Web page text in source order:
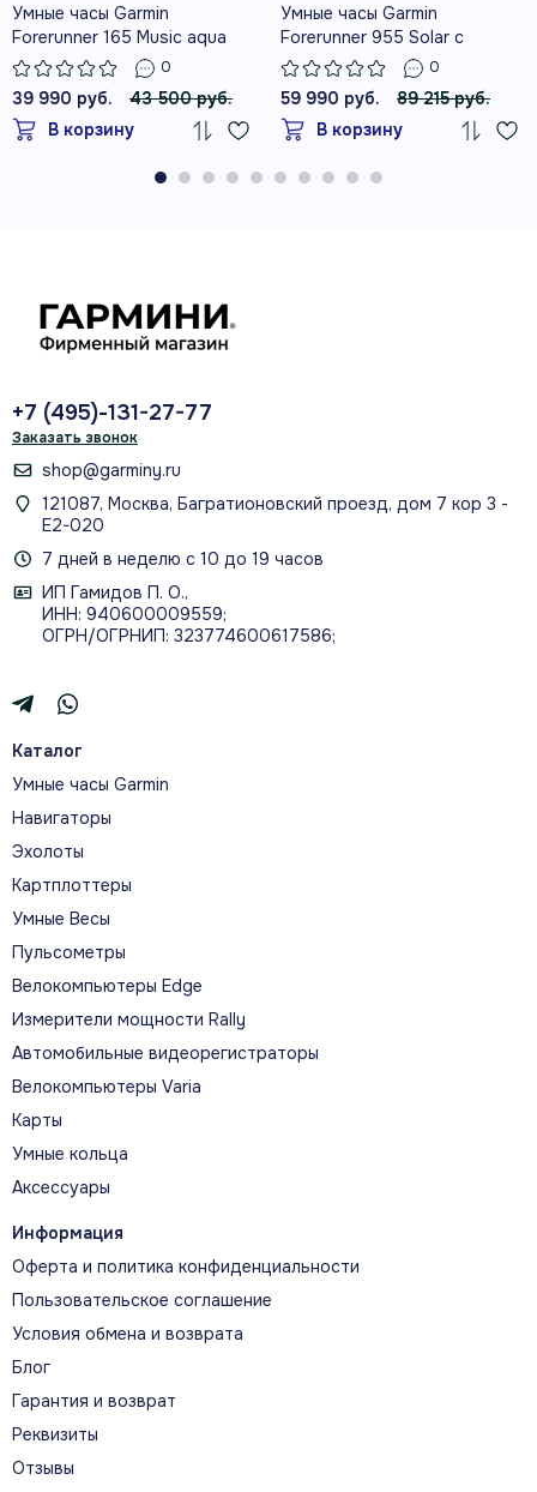
25+ профилей
спорт в помещении и на улице
О МОДЕЛИ
Forerunner 165 показывают ключевые данные прямо
во время пробежки: темп, дистанцию, пульс,
меняются с учётом ваших результатов и
готовиться к забегам на 5 и 10 км и к полумарафону.
Что помогает прогрессировать
GPS, пульсометр и беговые метрики
ЕЖЕДНЕВНЫЕ РЕКОМЕНДАЦИИ ПО
ТРЕНИРОВКАМ
Ежедневные рекомендации адаптируются
формы, восстановления и ближайших
стартов.
GARMIN COACH
помогают готовиться к забегам на 5 и 10 км и
АДАПТИВНАЯ ПОДГОТОВКА К
Умные часы Garmin
Forerunner 165 Music aqua
0
39 990 руб.
43 500 руб.
В корзину
Умные часы Garmin
Forerunner 955 Solar с
черным ремешком0
59 990 руб.
89 215 руб.
В корзину
+7 (495)-131-27-77
Заказать звонок
shop@garminy.ru
121087, Москва, Багратионовский проезд, дом 7 кор 3 -
Е2-020
7 дней в неделю с 10 до 19 часов
ИП Гамидов П. О.,
ИНН: 940600009559;
ОГРН/ОГРНИП: 323774600617586;
Каталог
Умные часы Garmin
Навигаторы
Эхолоты
Картплоттеры
Умные Весы
Пульсометры
Велокомпьютеры Edge
Измерители мощности Rally
Автомобильные видеорегистраторы
Велокомпьютеры Varia
Карты
Умные кольца
Аксессуары
Информация
Оферта и политика конфиденциальности
Пользовательское соглашение
Условия обмена и возврата
Блог
Гарантия и возврат
Реквизиты
Отзывы